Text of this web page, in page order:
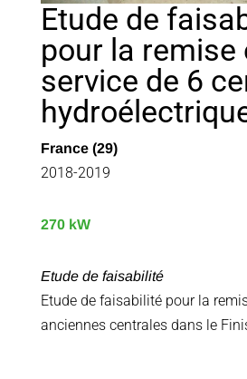
Etude de
pour la remise
service de 6
France (29)
2018-2019
270 kW
Etude de faisabilité
Etude de faisabilité pour la
anciennes centrales dans le